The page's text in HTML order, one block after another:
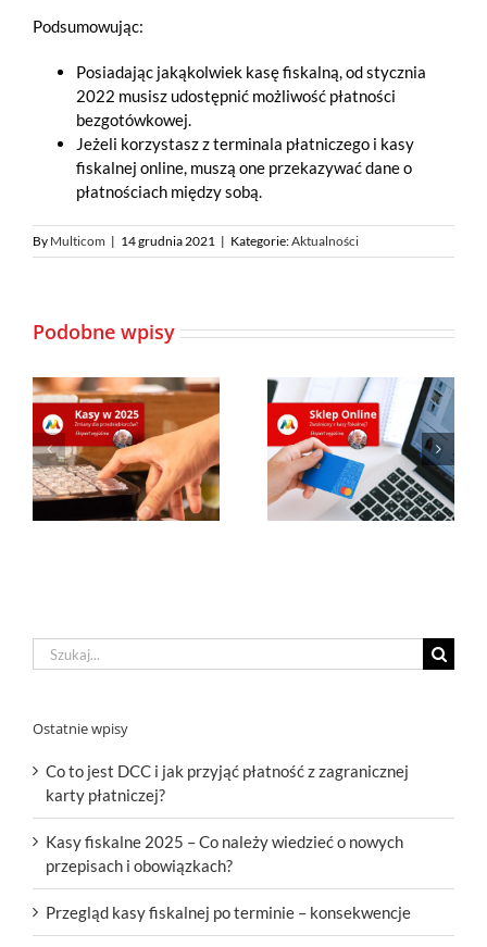
Podsumowując:
Posiadając jakąkolwiek kasę fiskalną, od stycznia
2022 musisz udostępnić możliwość płatności
bezgotówkowej.
Jeżeli korzystasz z terminala płatniczego i kasy
fiskalnej online, muszą one przekazywać dane o
płatnościach między sobą.
By Multicom | 14 grudnia 2021 | Kategorie:Aktualności
Podobne wpisy
Szukaj
Ostatnie wpisy
Co to jest DCC i jak przyjąć płatność z zagranicznej
karty płatniczej?
Kasy fiskalne 2025 – Co należy wiedzieć o nowych
przepisach i obowiązkach?
Przegląd kasy fiskalnej po terminie – konsekwencje